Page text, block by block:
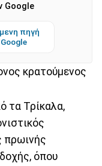
Google
πηγή
κρατούμενος
τα Τρίκαλα,
πρωινής
όπου